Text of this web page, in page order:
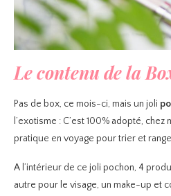
Le contenu de la
Pas de box, ce mois-ci, mais un joli
l’exotisme : C’est 100% adopté,
pratique en voyage pour trier et
A l’intérieur de ce joli pochon, 4
autre pour le visage, un make-up et